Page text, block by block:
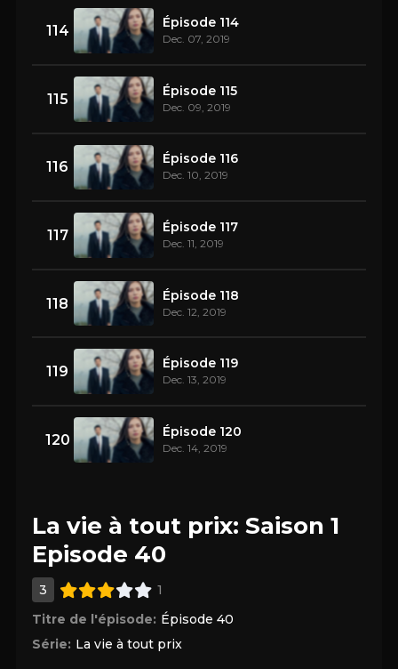
114 Épisode 114
Dec. 07, 2019
115 Épisode 115
Dec. 09, 2019
116 Épisode 116
Dec. 10, 2019
117 Épisode 117
Dec. 11, 2019
118 Épisode 118
Dec. 12, 2019
119 Épisode 119
Dec. 13, 2019
120 Épisode 120
Dec. 14, 2019
La vie à tout prix: Saison 1
Episode 40
3
1
Titre de l'épisode: Épisode 40
Série: La vie à tout prix